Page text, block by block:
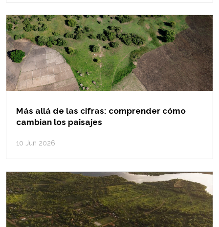
Más allá de las cifras: comprender cómo
cambian los paisajes
10 Jun 2026